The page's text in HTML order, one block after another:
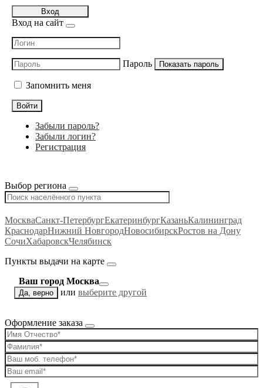
Вход
Вход на сайт
Пароль Показать пароль
Запомнить меня
Войти
Забыли пароль?
Забыли логин?
Регистрация
Выбор региона
МоскваСанкт-ПетербургЕкатеринбургКазаньКалининград
КраснодарНижний НовгородНовосибирскРостов на Дону
СочиХабаровскЧелябинск
Пункты выдачи на карте
Ваш город Москва
Да, верно или выберите другой
Оформление заказа